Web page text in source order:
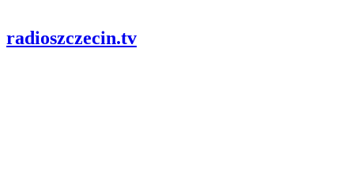
radioszczecin.tv